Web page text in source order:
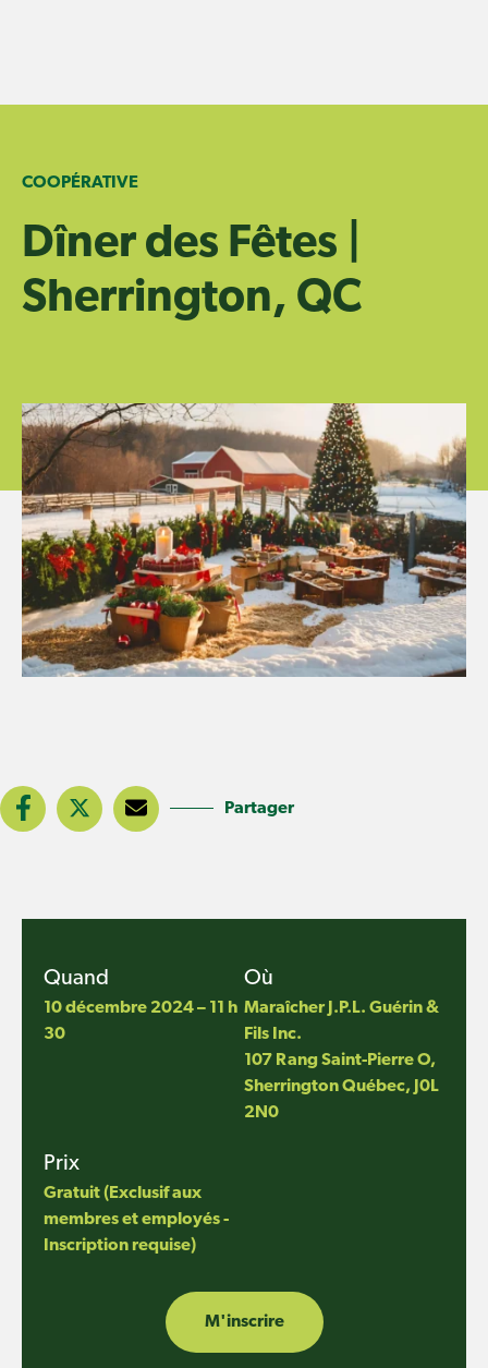
COOPÉRATIVE
Dîner des Fêtes |
Sherrington, QC
Partager
Quand
10 décembre 2024 – 11 h
30
Où
Maraîcher J.P.L. Guérin &
Fils Inc.
107 Rang Saint-Pierre O,
Sherrington Québec, J0L
2N0
Prix
Gratuit (Exclusif aux
membres et employés -
Inscription requise)
M'inscrire